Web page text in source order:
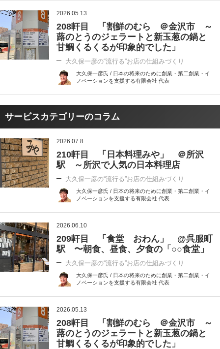
2026.05.13
208軒目 「割鮮のむら ＠金沢市 ～
蕗のとうのジェラートと新玉葱の鍋と
甘鯛くるくるが印象的でした」
大久保一彦の“流行る”お店の仕組みづくり
大久保一彦氏 / 日本の将来のために創業・第二創業・イ
ノベーションを支援する有限会社 代表
サービスカテゴリーのコラム
2026.07.8
210軒目 「日本料理みや」 ＠所沢
駅 ～所沢で人気の日本料理店
大久保一彦の“流行る”お店の仕組みづくり
大久保一彦氏 / 日本の将来のために創業・第二創業・イ
ノベーションを支援する有限会社 代表
2026.06.10
209軒目 「食堂 おわん」 @呉服町
駅 〜朝食、昼食、夕食の「○○食堂」
大久保一彦の“流行る”お店の仕組みづくり
大久保一彦氏 / 日本の将来のために創業・第二創業・イ
ノベーションを支援する有限会社 代表
2026.05.13
208軒目 「割鮮のむら ＠金沢市 ～
蕗のとうのジェラートと新玉葱の鍋と
甘鯛くるくるが印象的でした」